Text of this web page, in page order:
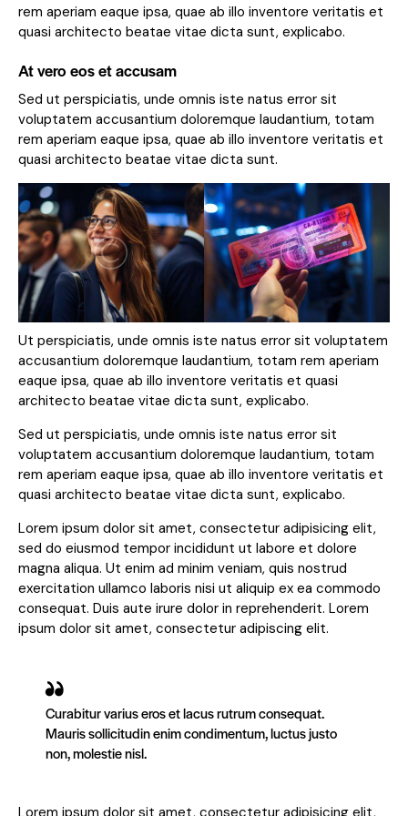
rem aperiam eaque ipsa, quae ab illo inventore veritatis et
quasi architecto beatae vitae dicta sunt, explicabo.
At vero eos et accusam
Sed ut perspiciatis, unde omnis iste natus error sit
voluptatem accusantium doloremque laudantium, totam
rem aperiam eaque ipsa, quae ab illo inventore veritatis et
quasi architecto beatae vitae dicta sunt.
Ut perspiciatis, unde omnis iste natus error sit voluptatem
accusantium doloremque laudantium, totam rem aperiam
eaque ipsa, quae ab illo inventore veritatis et quasi
architecto beatae vitae dicta sunt, explicabo.
Sed ut perspiciatis, unde omnis iste natus error sit
voluptatem accusantium doloremque laudantium, totam
rem aperiam eaque ipsa, quae ab illo inventore veritatis et
quasi architecto beatae vitae dicta sunt, explicabo.
Lorem ipsum dolor sit amet, consectetur adipisicing elit,
sed do eiusmod tempor incididunt ut labore et dolore
magna aliqua. Ut enim ad minim veniam, quis nostrud
exercitation ullamco laboris nisi ut aliquip ex ea commodo
consequat. Duis aute irure dolor in reprehenderit. Lorem
ipsum dolor sit amet, consectetur adipiscing elit.
Curabitur varius eros et lacus rutrum consequat.
Mauris sollicitudin enim condimentum, luctus justo
non, molestie nisl.